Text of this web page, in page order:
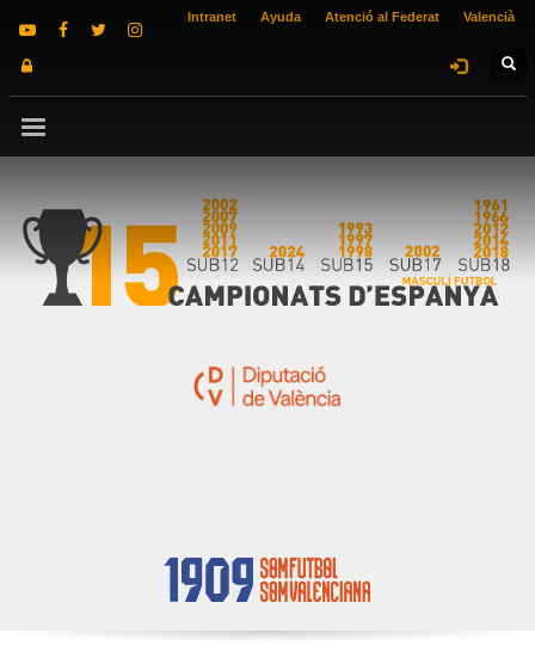
Intranet Ayuda Atenció al Federat Valencià